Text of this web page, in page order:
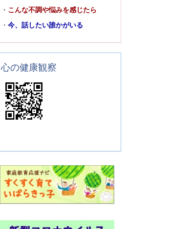
・ こんな不調や悩みを感じたら
・ 今、話したい誰かがいる
心の健康観察